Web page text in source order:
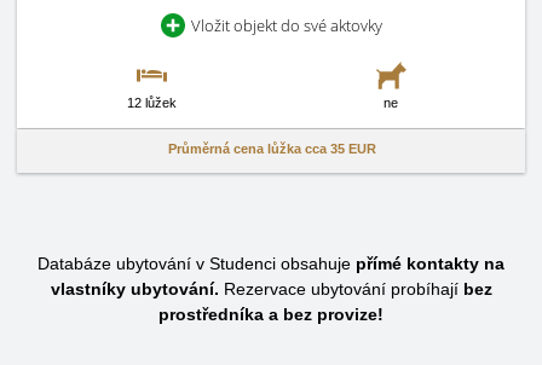
Vložit objekt do své aktovky
12 lůžek ne
Průměrná cena lůžka cca 35 EUR
Databáze ubytování v Studenci obsahuje přímé kontakty na
vlastníky ubytování. Rezervace ubytování probíhají bez
prostředníka a bez provize!